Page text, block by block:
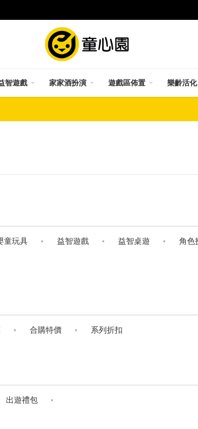
智遊戲 家家酒扮演 遊戲區佈置 樂齡活化
童玩具 益智遊戲 益智桌遊 角色
合購特價 系列折扣
出遊禮包